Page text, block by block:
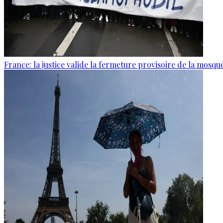
France: la justice valide la fermeture provisoire de la